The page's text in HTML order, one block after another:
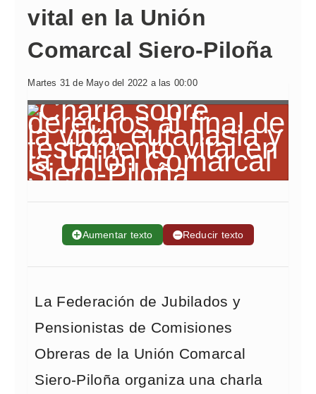
vital en la Unión
Comarcal Siero-Piloña
Martes 31 de Mayo del 2022 a las 00:00
➕Aumentar texto ➖Reducir texto
La Federación de Jubilados y
Pensionistas de Comisiones
Obreras de la Unión Comarcal
Siero-Piloña organiza una charla